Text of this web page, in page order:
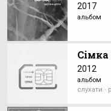
2017
альбом
Сімка
2012
альбом
слухати ·